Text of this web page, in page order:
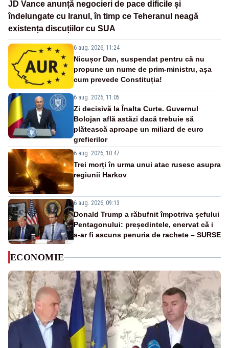
JD Vance anunță negocieri de pace dificile și
îndelungate cu Iranul, în timp ce Teheranul neagă
existența discuțiilor cu SUA
6 aug. 2026, 11:24
Nicușor Dan, suspendat pentru că nu
propune un nume de prim-ministru, așa
cum prevede Constituția!
6 aug. 2026, 11:05
Zi decisivă la Înalta Curte. Guvernul
Bolojan află astăzi dacă trebuie să
plătească aproape un miliard de euro
grefierilor
6 aug. 2026, 10:47
Trei morți în urma unui atac rusesc asupra
regiunii Harkov
6 aug. 2026, 09:13
Donald Trump a răbufnit împotriva șefului
Pentagonului: președintele, enervat că i
s-ar fi ascuns penuria de rachete – SURSE
ECONOMIE